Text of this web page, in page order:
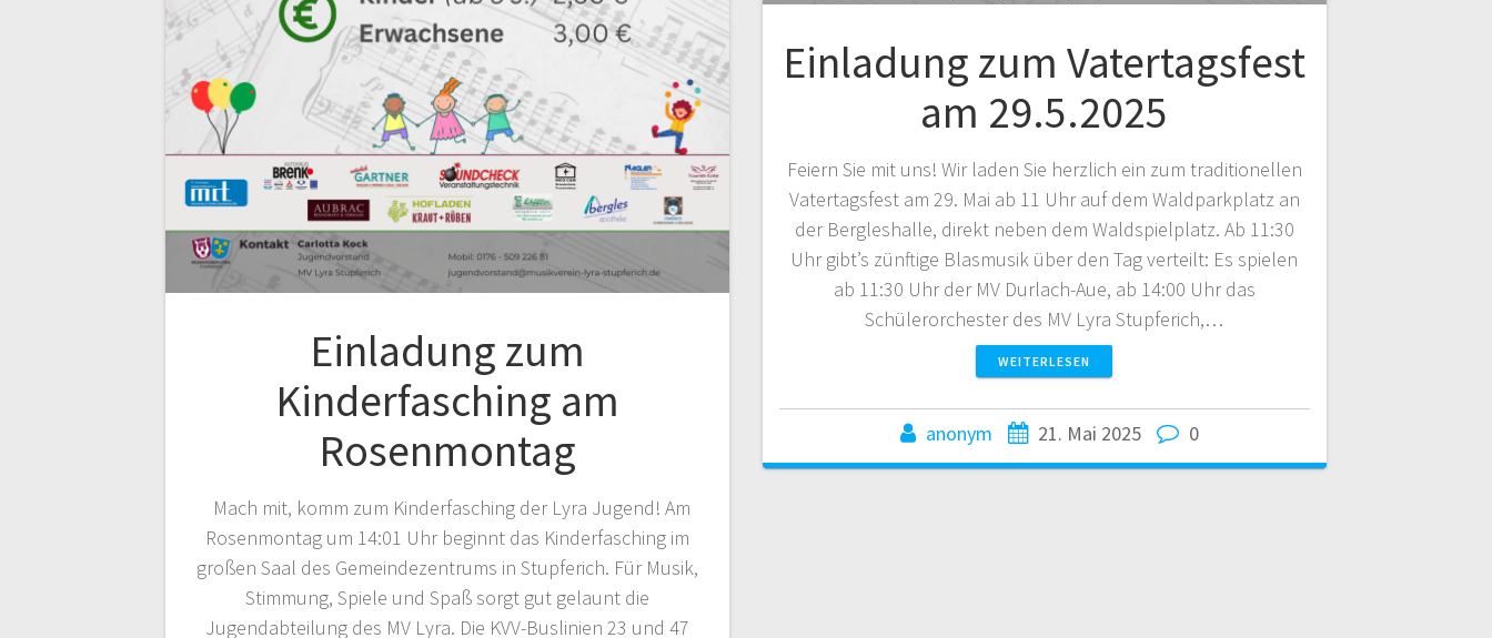
Einladung zum Vatertagsfest
am 29.5.2025
Feiern Sie mit uns! Wir laden Sie herzlich ein zum traditionellen
Vatertagsfest am 29. Mai ab 11 Uhr auf dem Waldparkplatz an
der Bergleshalle, direkt neben dem Waldspielplatz. Ab 11:30
Uhr gibt’s zünftige Blasmusik über den Tag verteilt: Es spielen
ab 11:30 Uhr der MV Durlach-Aue, ab 14:00 Uhr das
Schülerorchester des MV Lyra Stupferich,…
WEITERLESEN
anonym 21. Mai 2025 0
Einladung zum
Kinderfasching am
Rosenmontag
Mach mit, komm zum Kinderfasching der Lyra Jugend! Am
Rosenmontag um 14:01 Uhr beginnt das Kinderfasching im
großen Saal des Gemeindezentrums in Stupferich. Für Musik,
Stimmung, Spiele und Spaß sorgt gut gelaunt die
Jugendabteilung des MV Lyra. Die KVV-Buslinien 23 und 47